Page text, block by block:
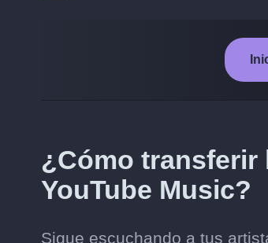
¿Cómo transferir
YouTube Music?
Sigue escuchando a tus